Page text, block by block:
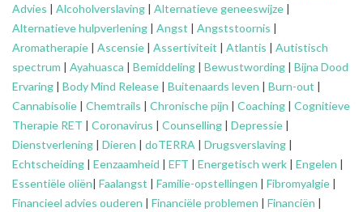
Advies | Alcoholverslaving | Alternatieve geneeswijze |
Alternatieve hulpverlening | Angst | Angststoornis |
Aromatherapie | Ascensie | Assertiviteit | Atlantis | Autistisch
spectrum | Ayahuasca | Bemiddeling | Bewustwording | Bijna Dood
Ervaring | Body Mind Release | Buitenaards leven | Burn-out |
Cannabisolie | Chemtrails | Chronische pijn | Coaching | Cognitieve
Therapie RET | Coronavirus | Counselling | Depressie |
Dienstverlening | Dieren | doTERRA | Drugsverslaving |
Echtscheiding | Eenzaamheid | EFT | Energetisch werk | Engelen |
Essentiële oliën| Faalangst | Familie-opstellingen | Fibromyalgie |
Financieel advies ouderen | Financiële problemen | Financiën |